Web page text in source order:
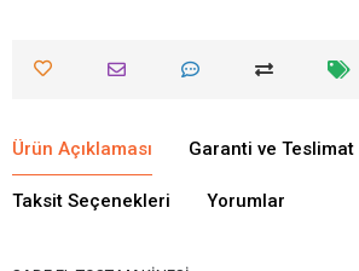
Ürün Açıklaması Garanti ve Teslimat
Taksit Seçenekleri Yorumlar